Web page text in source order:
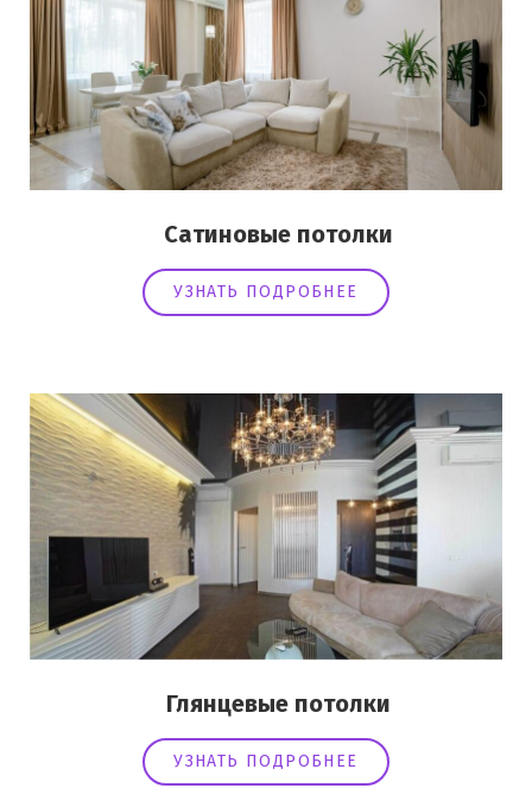
Сатиновые потолки
УЗНАТЬ ПОДРОБНЕЕ
Глянцевые потолки
УЗНАТЬ ПОДРОБНЕЕ